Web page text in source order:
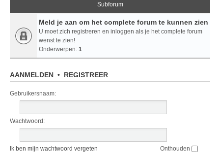
Subforum
Meld je aan om het complete forum te kunnen zien
U moet zich registreren en inloggen als je het complete forum
wenst te zien!
Onderwerpen: 1
AANMELDEN • REGISTREER
Gebruikersnaam:
Wachtwoord:
Ik ben mijn wachtwoord vergeten Onthouden